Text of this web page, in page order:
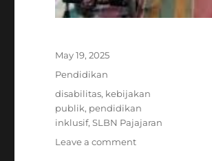
Posted
May 19, 2025
Categories
Pendidikan
Tags
disabilitas, kebijakan
publik, pendidikan
inklusif,SLBN Pajajaran
Leave a commenton